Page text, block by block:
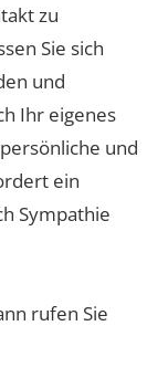
zu
Sie sich
und
Ihr eigenes
und
ein
Sympathie
rufen Sie